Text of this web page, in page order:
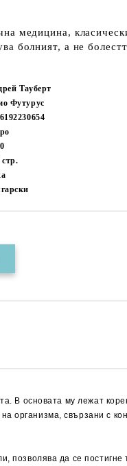
медицина,
болният, а не
Тауберт
Футурус
стр.
В основата му лежат
организма, свързани с
позволява да се